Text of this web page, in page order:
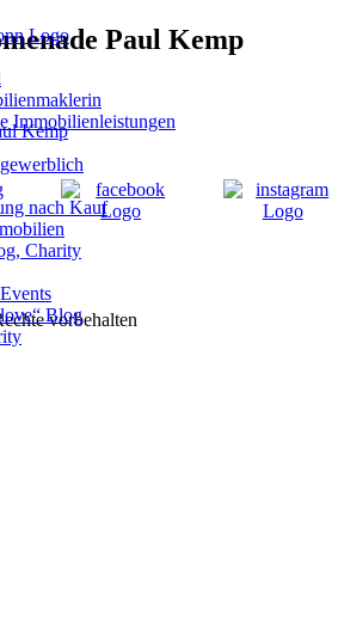
Immobilienleistungen
nach Kauf
Charity
Blog
Paul Kemp
vorbehalten